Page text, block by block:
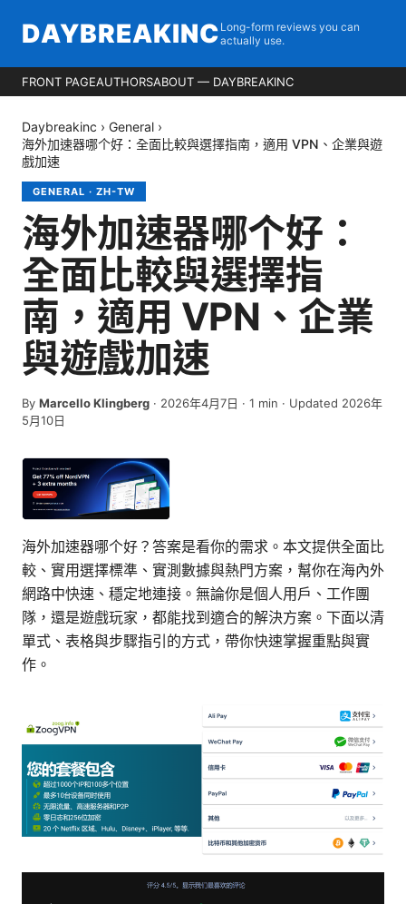
DAYBREAKINC Long-form reviews you can
actually use.
FRONT PAGEAUTHORSABOUT — DAYBREAKINC
Daybreakinc › General ›
海外加速器哪个好：全面比較與選擇指南，適用 VPN、企業與遊
戲加速
GENERAL · ZH-TW
海外加速器哪个好：
全面比較與選擇指
南，適用 VPN、企業
與遊戲加速
By Marcello Klingberg · 2026年4月7日 · 1 min · Updated 2026年
5月10日
海外加速器哪个好？答案是看你的需求。本文提供全面比
較、實用選擇標準、實測數據與熱門方案，幫你在海內外
網路中快速、穩定地連接。無論你是個人用戶、工作團
隊，還是遊戲玩家，都能找到適合的解決方案。下面以清
單式、表格與步驟指引的方式，帶你快速掌握重點與實
作。